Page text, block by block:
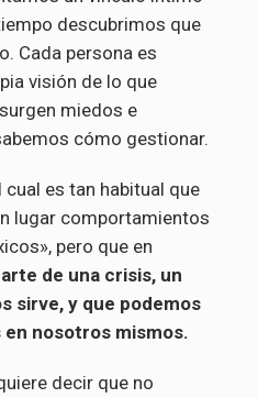
descubrimos que
Cada persona es
visión de lo que
miedos e
cómo gestionar.
es tan habitual que
lugar comportamientos
pero que en
de una crisis, un
sirve, y que podemos
nosotros mismos.
decir que no